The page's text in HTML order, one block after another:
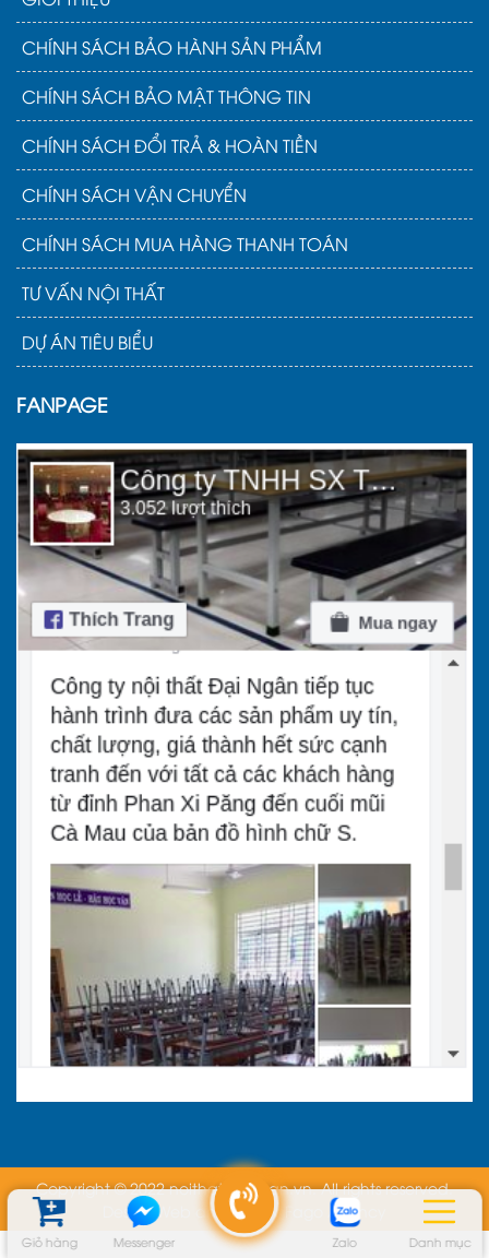
Giỏ hàng Messenger Zalo Danh mục
CHÍNH SÁCH BẢO HÀNH SẢN PHẨM
CHÍNH SÁCH BẢO MẬT THÔNG TIN
CHÍNH SÁCH ĐỔI TRẢ & HOÀN TIỀN
CHÍNH SÁCH VẬN CHUYỂN
CHÍNH SÁCH MUA HÀNG THANH TOÁN
TƯ VẤN NỘI THẤT
DỰ ÁN TIÊU BIỂU
FANPAGE
Copyright © 2022 noithatdaingan.vn. All rights reserved.
Design Web and Seo By Fago Agency